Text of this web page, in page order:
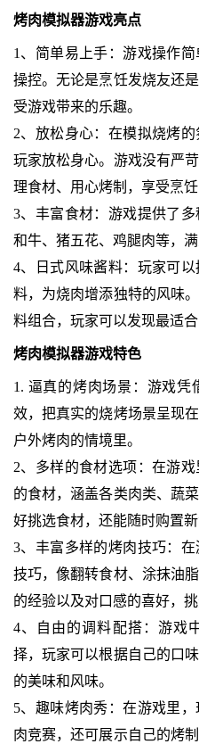
烤肉模拟器游戏亮点
1、简单易上手：游戏操作
操控。无论是烹饪发烧友还
受游戏带来的乐趣。
2、放松身心：在模拟烧烤
玩家放松身心。游戏没有严
理食材、用心烤制，享受烹饪
3、丰富食材：游戏提供了
和牛、猪五花、鸡腿肉等，
4、日式风味酱料：玩家可
料，为烧肉增添独特的风味
料组合，玩家可以发现最适
烤肉模拟器游戏特色
1. 逼真的烤肉场景：游戏
效，把真实的烧烤场景呈现
户外烤肉的情境里。
2、多样的食材选项：在游
的食材，涵盖各类肉类、蔬
好挑选食材，还能随时购置
3、丰富多样的烤肉技巧：
技巧，像翻转食材、涂抹油
的经验以及对口感的喜好，
4、自由的调料配搭：游戏
择，玩家可以根据自己的口
的美味和风味。
5、趣味烤肉秀：在游戏里
肉竞赛，还可展示自己的烤